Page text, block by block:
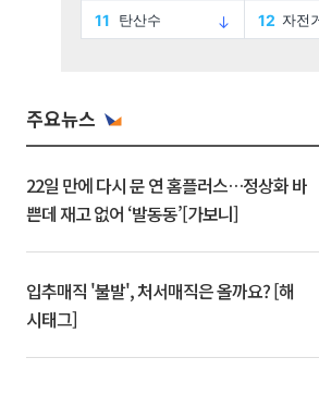
주요뉴스
22일 만에 다시 문 연 홈플러스…정상화 바
쁜데 재고 없어 ‘발동동’[가보니]
입추매직 '불발', 처서매직은 올까요? [해
시태그]